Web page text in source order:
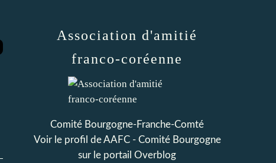
Association d'amitié
franco-coréenne
Comité Bourgogne-Franche-Comté
Voir le profil deAAFC - Comité Bourgogne
sur le portail Overblog